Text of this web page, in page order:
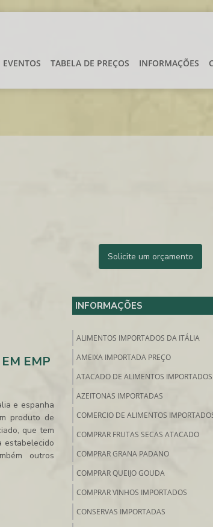
EVENTOS TABELA DE PREÇOS INFORMAÇÕES
EMP
e espanha
produto de
que tem
estabelecido
outros
Solicite um orçamento
INFORMAÇÕES
ALIMENTOS IMPORTADOS DA ITÁLIA
AMEIXA IMPORTADA PREÇO
ATACADO DE ALIMENTOS IMPORTADOS
AZEITONAS IMPORTADAS
COMERCIO DE ALIMENTOS
COMPRAR FRUTAS SECAS ATACADO
COMPRAR GRANA PADANO
COMPRAR QUEIJO GOUDA
COMPRAR VINHOS IMPORTADOS
CONSERVAS IMPORTADAS